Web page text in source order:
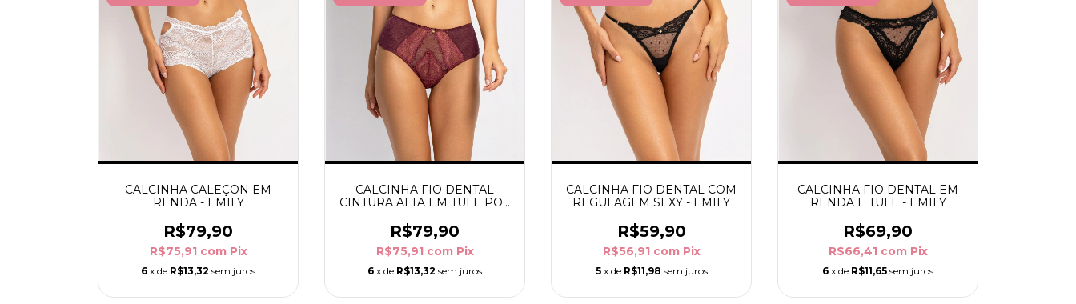
CALCINHA CALEÇON EM
RENDA - EMILY
R$79,90
R$75,91 com Pix
6 x de R$13,32 sem juros
CALCINHA FIO DENTAL
CINTURA ALTA EM TULE POÁ
R$79,90
R$75,91 com Pix
6 x de R$13,32 sem juros
CALCINHA FIO DENTAL COM
REGULAGEM SEXY - EMILY
R$59,90
R$56,91 com Pix
5 x de R$11,98 sem juros
CALCINHA FIO DENTAL EM
RENDA E TULE - EMILY
R$69,90
R$66,41 com Pix
6 x de R$11,65 sem juros